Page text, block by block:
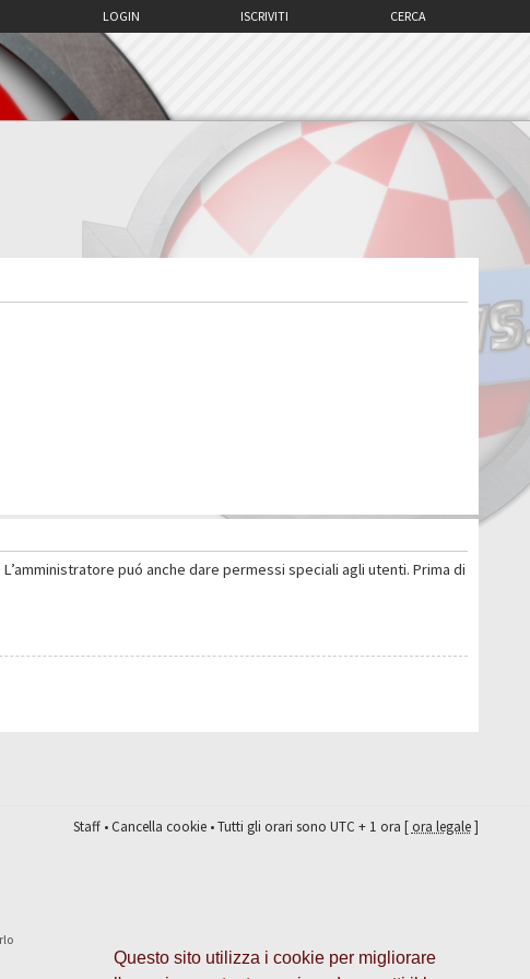
Questo sito utilizza i cookie per migliorare
CERCA
ISCRIVITI
LOGIN
puó anche dare permessi speciali agli utenti. Prima di
Staff•Cancella cookie• Tutti gli orari sono UTC + 1 ora [ora legale]